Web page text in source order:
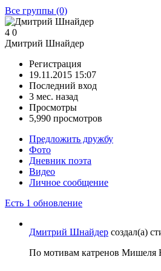
Все группы (0)
4 0
Дмитрий Шнайдер
Регистрация
19.11.2015 15:07
Последний вход
3 мес. назад
Просмотры
5,990 просмотров
Предложить дружбу
Фото
Дневник поэта
Видео
Личное сообщение
Есть 1 обновление
Дмитрий Шнайдер создал(а)
По мотивам катренов Мишеля